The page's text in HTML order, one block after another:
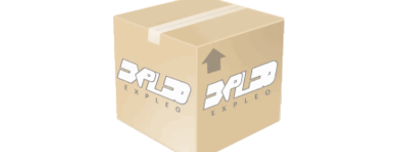
INFORMÁCIÓK
HOGYAN TUDOK ONLINE VÁSÁROLNI?